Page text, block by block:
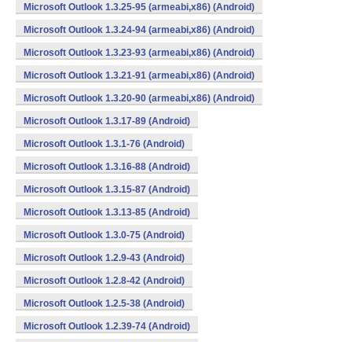
Microsoft Outlook 1.3.25-95 (armeabi,x86) (Android)
Microsoft Outlook 1.3.24-94 (armeabi,x86) (Android)
Microsoft Outlook 1.3.23-93 (armeabi,x86) (Android)
Microsoft Outlook 1.3.21-91 (armeabi,x86) (Android)
Microsoft Outlook 1.3.20-90 (armeabi,x86) (Android)
Microsoft Outlook 1.3.17-89 (Android)
Microsoft Outlook 1.3.1-76 (Android)
Microsoft Outlook 1.3.16-88 (Android)
Microsoft Outlook 1.3.15-87 (Android)
Microsoft Outlook 1.3.13-85 (Android)
Microsoft Outlook 1.3.0-75 (Android)
Microsoft Outlook 1.2.9-43 (Android)
Microsoft Outlook 1.2.8-42 (Android)
Microsoft Outlook 1.2.5-38 (Android)
Microsoft Outlook 1.2.39-74 (Android)